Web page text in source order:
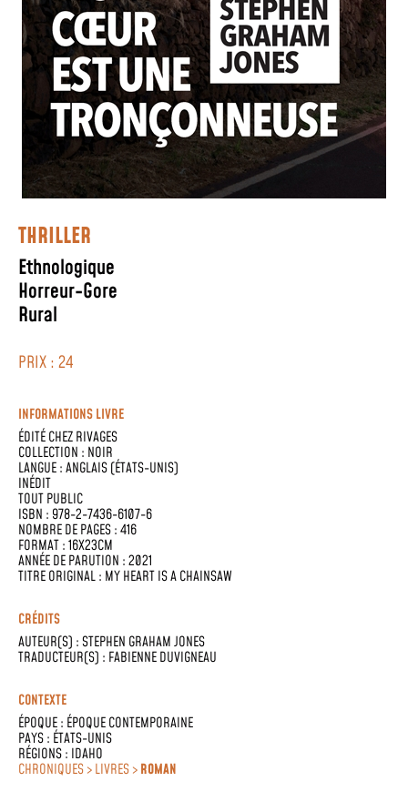
THRILLER
Ethnologique
Horreur-Gore
Rural
PRIX : 24
INFORMATIONS LIVRE
ÉDITÉ CHEZRIVAGES
COLLECTION : NOIR
LANGUE :ANGLAIS (ÉTATS-UNIS)
INÉDIT
TOUT PUBLIC
ISBN : 978-2-7436-6107-6
NOMBRE DE PAGES : 416
FORMAT : 16X23CM
ANNÉE DE PARUTION : 2021
TITRE ORIGINAL : MY HEART IS A CHAINSAW
CRÉDITS
AUTEUR(S) :STEPHEN GRAHAM JONES
TRADUCTEUR(S) : FABIENNE DUVIGNEAU
CONTEXTE
ÉPOQUE : ÉPOQUE CONTEMPORAINE
PAYS : ÉTATS-UNIS
RÉGIONS : IDAHO
CHRONIQUES > LIVRES >ROMAN